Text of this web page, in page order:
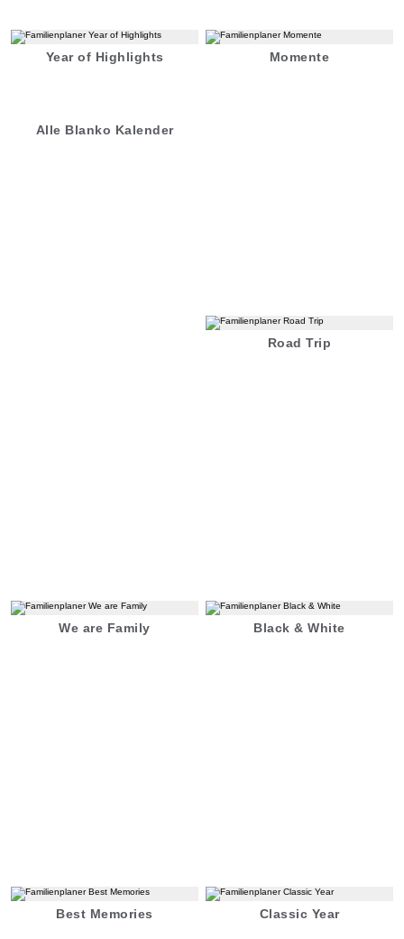
Year of Highlights Momente
Road Trip
We are Family Black & White
Best Memories Classic Year
Alle Blanko Kalender